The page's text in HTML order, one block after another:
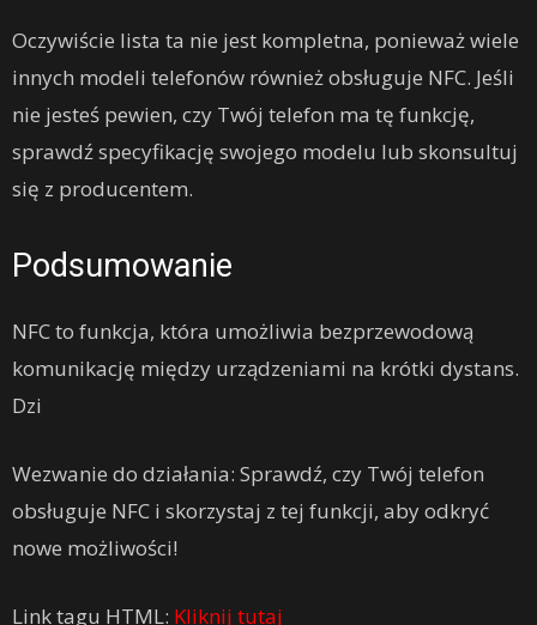
Oczywiście lista ta nie jest kompletna, ponieważ wiele
innych modeli telefonów również obsługuje NFC. Jeśli
nie jesteś pewien, czy Twój telefon ma tę funkcję,
sprawdź specyfikację swojego modelu lub skonsultuj
się z producentem.
Podsumowanie
NFC to funkcja, która umożliwia bezprzewodową
komunikację między urządzeniami na krótki dystans.
Dzi
Wezwanie do działania: Sprawdź, czy Twój telefon
obsługuje NFC i skorzystaj z tej funkcji, aby odkryć
nowe możliwości!
Link tagu HTML: Kliknij tutaj